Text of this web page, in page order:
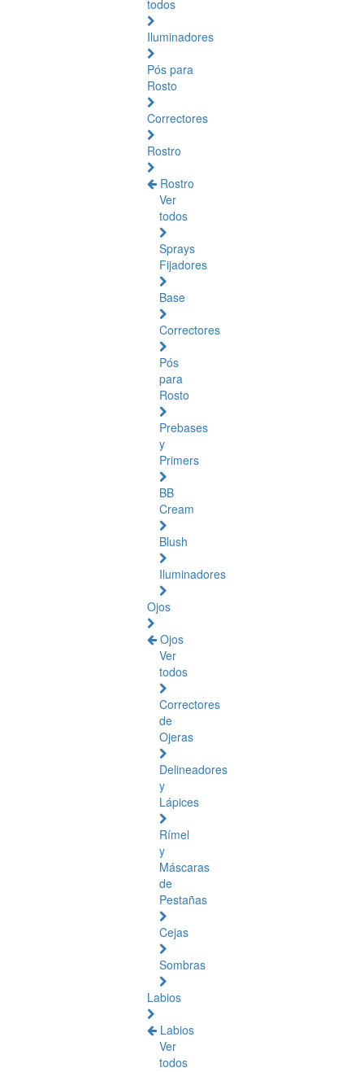
todos
Iluminadores
Pós para
Rosto
Correctores
Rostro
Rostro
Ver
todos
Sprays
Fijadores
Base
Correctores
Pós
para
Rosto
Prebases
y
Primers
BB
Cream
Blush
Iluminadores
Ojos
Ojos
Ver
todos
Correctores
de
Ojeras
Delineadores
y
Lápices
Rímel
y
Máscaras
de
Pestañas
Cejas
Sombras
Labios
Labios
Ver
todos